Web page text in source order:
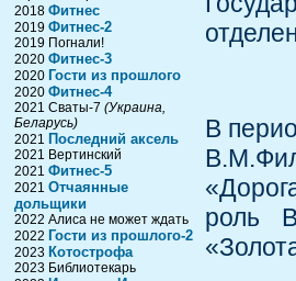
2018 Фитнес
2019 Фитнес-2
2019 Погнали!
2020 Фитнес-3
2020 Гости из прошлого
2020 Фитнес-4
2021 Сваты-7 (Украина,
Беларусь)
2021 Последний аксель
2021 Вертинский
2021 Фитнес-5
2021 Отчаянные
дольщики
2022 Алиса не может ждать
2022 Гости из прошлого-2
2023 Котострофа
2023 Библиотекарь
В
роль